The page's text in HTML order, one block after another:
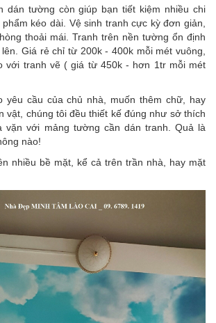
dán tường còn giúp bạn tiết kiệm nhiều chi
kéo dài. Vệ sinh tranh cực kỳ đơn giản,
thoải mái. Tranh trên nền tường ổn định
Giá rẻ chỉ từ 200k - 400k mỗi mét vuông,
với tranh vẽ ( giá từ 450k - hơn 1tr mỗi mét
yêu cầu của chủ nhà, muốn thêm chữ, hay
vật, chúng tôi đều thiết kế đúng như sở thích
vặn với mảng tường cần dán tranh. Quả là
nào!
nhiều bề mặt, kể cả trên trần nhà, hay mặt